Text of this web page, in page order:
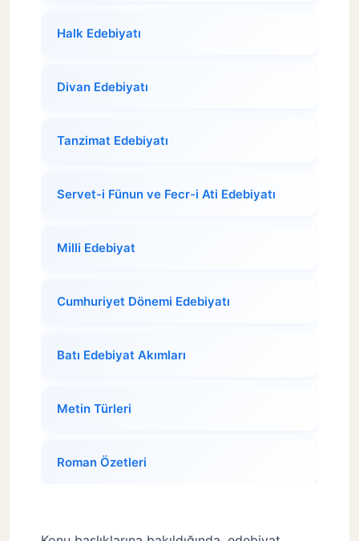
Halk Edebiyatı
Divan Edebiyatı
Tanzimat Edebiyatı
Servet-i Fünun ve Fecr-i Ati Edebiyatı
Milli Edebiyat
Cumhuriyet Dönemi Edebiyatı
Batı Edebiyat Akımları
Metin Türleri
Roman Özetleri